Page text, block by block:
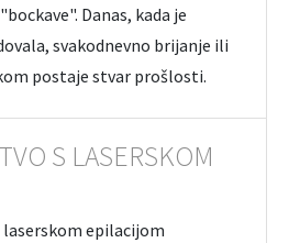
Danas, kada je
svakodnevno brijanje ili
postaje stvar prošlosti.
S LASERSKOM
laserskom epilacijom